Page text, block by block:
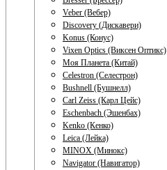
Veber (Вебер)
Discovery (Дискавери)
Konus (Конус)
Vixen Optics (Виксен Оптикс)
Моя Планета (Китай)
Celestron (Селестрон)
Bushnell (Бушнелл)
Carl Zeiss (Карл Цейс)
Eschenbach (Эшенбах)
Kenko (Кенко)
Leica (Лейка)
MINOX (Минокс)
Navigator (Навигатор)